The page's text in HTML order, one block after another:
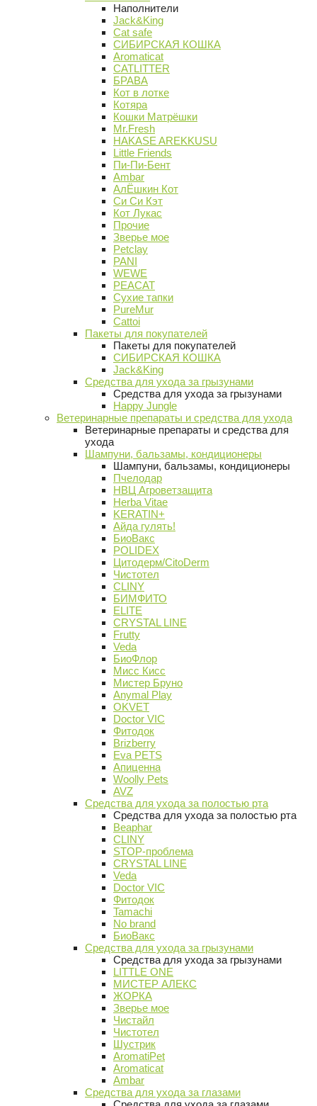
Наполнители
Jack&King
Cat safe
СИБИРСКАЯ КОШКА
Aromaticat
CATLITTER
БРАВА
Кот в лотке
Котяра
Кошки Матрёшки
Mr.Fresh
HAKASE AREKKUSU
Little Friends
Пи-Пи-Бент
Ambar
АлЁшкин Кот
Си Си Кэт
Кот Лукас
Прочие
Зверье мое
Petclay
PANI
WEWE
PEACAT
Сухие тапки
PureMur
Cattoi
Пакеты для покупателей
Пакеты для покупателей
СИБИРСКАЯ КОШКА
Jack&King
Средства для ухода за грызунами
Средства для ухода за грызунами
Happy Jungle
Ветеринарные препараты и средства для ухода
Ветеринарные препараты и средства для
ухода
Шампуни, бальзамы, кондиционеры
Шампуни, бальзамы, кондиционеры
Пчелодар
НВЦ Агроветзащита
Herba Vitae
KERATIN+
Айда гулять!
БиоВакс
POLIDEX
Цитодерм/CitoDerm
Чистотел
CLINY
БИМФИТО
ELITE
CRYSTAL LINE
Frutty
Veda
БиоФлор
Мисс Кисс
Мистер Бруно
Anymal Play
OKVET
Doctor VIC
Фитодок
Brizberry
Eva PETS
Апиценна
Woolly Pets
AVZ
Средства для ухода за полостью рта
Средства для ухода за полостью рта
Beaphar
CLINY
STOP-проблема
CRYSTAL LINE
Veda
Doctor VIC
Фитодок
Tamachi
No brand
БиоВакс
Средства для ухода за грызунами
Средства для ухода за грызунами
LITTLE ONE
МИСТЕР АЛЕКС
ЖОРКА
Зверье мое
Чистайл
Чистотел
Шустрик
AromatiPet
Aromaticat
Ambar
Средства для ухода за глазами